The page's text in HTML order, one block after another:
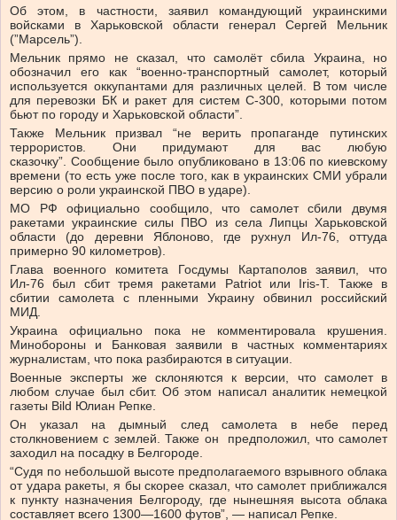
Об этом, в частности, заявил командующий украинскими
войсками в Харьковской области генерал Сергей Мельник
(”Марсель”).
Мельник прямо не сказал, что самолёт сбила Украина, но
обозначил его как “военно-транспортный самолет, который
используется оккупантами для различных целей. В том числе
для перевозки БК и ракет для систем С-300, которыми потом
бьют по городу и Харьковской области”.
Также Мельник призвал “не верить пропаганде путинских
террористов. Они придумают для вас любую
сказочку”. Сообщение было опубликовано в 13:06 по киевскому
времени (то есть уже после того, как в украинских СМИ убрали
версию о роли украинской ПВО в ударе).
МО РФ официально сообщило, что самолет сбили двумя
ракетами украинские силы ПВО из села Липцы Харьковской
области (до деревни Яблоново, где рухнул Ил-76, оттуда
примерно 90 километров).
Глава военного комитета Госдумы Картаполов заявил, что
Ил-76 был сбит тремя ракетами Patriot или Iris-T. Также в
сбитии самолета с пленными Украину обвинил российский
МИД.
Украина официально пока не комментировала крушения.
Минобороны и Банковая заявили в частных комментариях
журналистам, что пока разбираются в ситуации.
Военные эксперты же склоняются к версии, что самолет в
любом случае был сбит. Об этом написал аналитик немецкой
газеты Bild Юлиан Репке.
Он указал на дымный след самолета в небе перед
столкновением с землей. Также он предположил, что самолет
заходил на посадку в Белгороде.
“Судя по небольшой высоте предполагаемого взрывного облака
от удара ракеты, я бы скорее сказал, что самолет приближался
к пункту назначения Белгороду, где нынешняя высота облака
составляет всего 1300—1600 футов”, — написал Репке.